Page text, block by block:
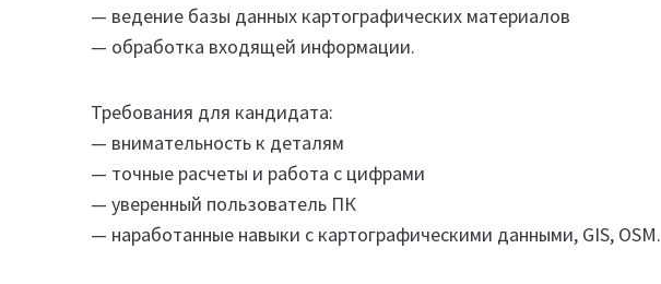
— ведение базы данных картографических материалов
— обработка входящей информации.
Требования для кандидата:
— внимательность к деталям
— точные расчеты и работа с цифрами
— уверенный пользователь ПК
— наработанные навыки с картографическими данными, GIS, OSM.